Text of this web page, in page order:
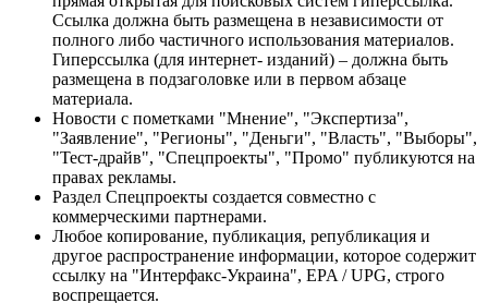
Ссылка должна быть размещена в независимости от
полного либо частичного использования материалов.
Гиперссылка (для интернет- изданий) – должна быть
размещена в подзаголовке или в первом абзаце
материала.
Новости с пометками "Мнение", "Экспертиза",
"Заявление", "Регионы", "Деньги", "Власть", "Выборы",
"Тест-драйв", "Спецпроекты", "Промо" публикуются на
правах рекламы.
Раздел Спецпроекты создается совместно с
коммерческими партнерами.
Любое копирование, публикация, републикация и
другое распространение информации, которое содержит
ссылку на "Интерфакс-Украина", EPA / UPG, строго
воспрещается.